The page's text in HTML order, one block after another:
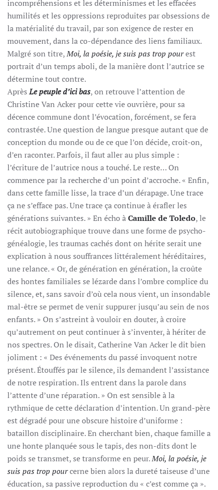
incompréhensions et les déterminismes et les effacées
humilités et les oppressions reproduites par obsessions de
la matérialité du travail, par son exigence de rester en
mouvement, dans la co-dépendance des liens familiaux.
Malgré son titre,Moi, la poésie, je suis pas trop pourest
portrait d’un temps aboli, de la manière dont l’autrice se
détermine tout contre.
AprèsLe peuple d’ici bas, on retrouve l’attention de
Christine Van Acker pour cette vie ouvrière, pour sa
décence commune dont l’évocation, forcément, se fera
contrastée. Une question de langue presque autant que de
conception du monde ou de ce que l’on décide, croit-on,
d’en raconter. Parfois, il faut aller au plus simple :
l’écriture de l’autrice nous a touché. Le reste… On
commence par la recherche d’un point d’accroche. « Enfin,
dans cette famille lisse, la trace d’un dérapage. Une trace
ça ne s’efface pas. Une trace ça continue à érafler les
générations suivantes. » En écho àCamille de Toledo, le
récit autobiographique trouve dans une forme de psycho-
généalogie, les traumas cachés dont on hérite serait une
explication à nous souffrances littéralement héréditaires,
une relance. « Or, de génération en génération, la croûte
des hontes familiales se lézarde dans l’ombre complice du
silence, et, sans savoir d’où cela nous vient, un insondable
mal-être se permet de venir suppurer jusqu’au sein de nos
enfants. » On s’astreint à vouloir en douter, à croire
qu’autrement on peut continuer à s’inventer, à hériter de
nos spectres. On le disait, Catherine Van Acker le dit bien
joliment : « Des événements du passé invoquent notre
présent. Étouffés par le silence, ils demandent l’assistance
de notre respiration. Ils entrent dans la parole dans
l’attente d’une réparation. » On est sensible à la
rythmique de cette déclaration d’intention. Un grand-père
est dégradé pour une obscure histoire d’uniforme :
bataillon disciplinaire. En cherchant bien, chaque famille a
une honte planquée sous le tapis, des non-dits dont le
poids se transmet, se transforme en peur.Moi, la poésie, je
suis pas trop pourcerne bien alors la dureté taiseuse d’une
éducation, sa passive reproduction du « c’est comme ça ».